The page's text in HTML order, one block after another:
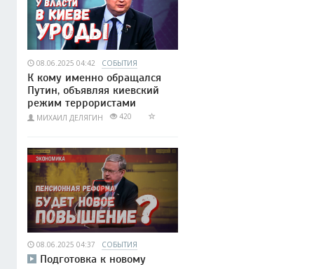
08.06.2025 04:42 СОБЫТИЯ
К кому именно обращался
Путин, объявляя киевский
режим террористами
МИХАИЛ ДЕЛЯГИН 420
08.06.2025 04:37 СОБЫТИЯ
Подготовка к новому